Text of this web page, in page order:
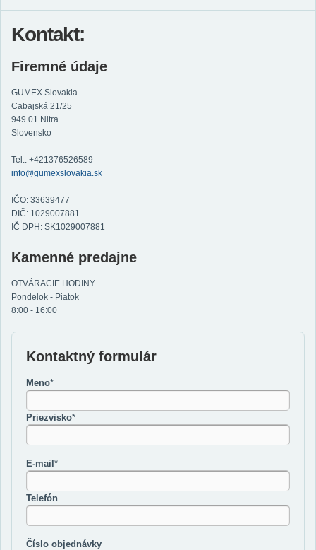
Kontakt:
Firemné údaje
GUMEX Slovakia
Cabajská 21/25
949 01 Nitra
Slovensko
Tel.: +421376526589
info@gumexslovakia.sk
IČO: 33639477
DIČ: 1029007881
IČ DPH: SK1029007881
Kamenné predajne
OTVÁRACIE HODINY
Pondelok - Piatok
8:00 - 16:00
Kontaktný formulár
Meno*
Priezvisko*
E-mail*
Telefón
Číslo objednávky